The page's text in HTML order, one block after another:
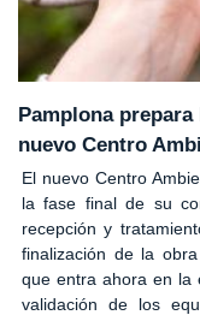
Pamplona
nuevo Centro
El nuevo Centro
la fase final de su
recepción y
finalización de la
que entra ahora en la
validación de los